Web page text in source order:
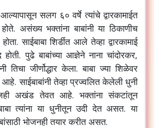
आल्यापासून सलग ६० वर्षे त्यांचे द्वारकामाईत
असंख्य भक्तांना बाबांनी या ठिकाणीच
साईबाबा शिर्डीत आले तेव्हा द्वारकामाई
पुढे बाबांच्या आज्ञेने नाना चांदोरकर,
तिचा जीर्णोद्धार केला. बाबा ज्या शिळेवर
साईबाबांनी तेव्हा प्रज्वलित केलेली धुनी
अखंड तेवत आहे. भक्तांना संकटांतून
बाबा त्यांना या धुनीतून उदी देत असत. या
भोजनही तयार करीत असत.